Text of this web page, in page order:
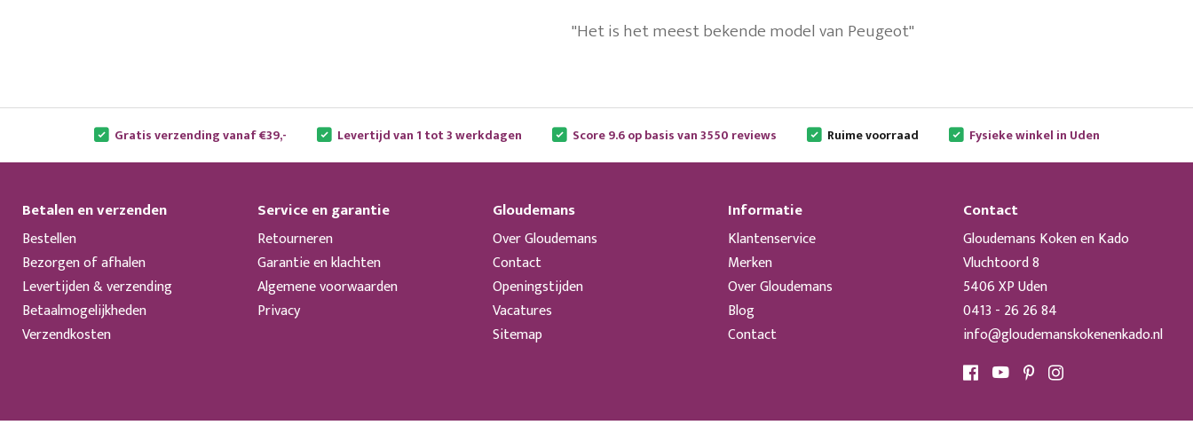
"Het is het meest bekende model van Peugeot"
Gratis verzending vanaf €39,- Levertijd van 1 tot 3 werkdagen Score 9.6 op basis van 3550 reviews Ruime voorraad Fysieke winkel in Uden
Betalen en verzenden
Bestellen
Bezorgen of afhalen
Levertijden & verzending
Betaalmogelijkheden
Verzendkosten
Service en garantie
Retourneren
Garantie en klachten
Algemene voorwaarden
Privacy
Gloudemans
Over Gloudemans
Contact
Openingstijden
Vacatures
Sitemap
Informatie
Klantenservice
Merken
Over Gloudemans
Blog
Contact
Contact
Gloudemans Koken en Kado
Vluchtoord 8
5406 XP Uden
0413 - 26 26 84
info@gloudemanskokenenkado.nl